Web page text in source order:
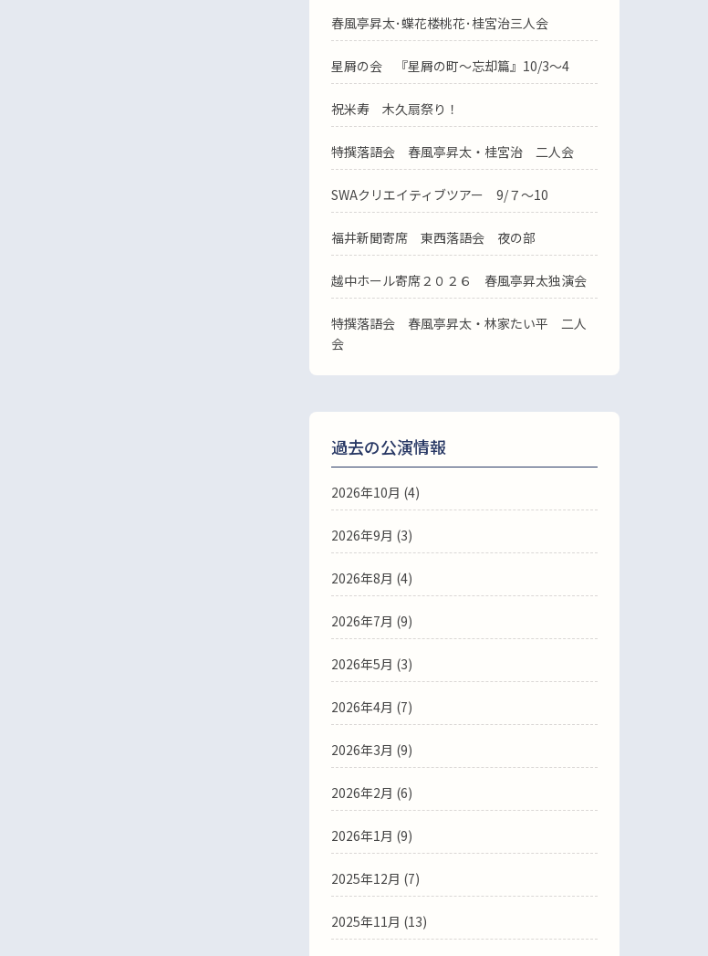
春風亭昇太･蝶花楼桃花･桂宮治三人会
星屑の会 『星屑の町～忘却篇』10/3～4
祝米寿 木久扇祭り！
特撰落語会 春風亭昇太・桂宮治 二人会
SWAクリエイティブツアー 9/７～10
福井新聞寄席 東西落語会 夜の部
越中ホール寄席２０２６ 春風亭昇太独演会
特撰落語会 春風亭昇太・林家たい平 二人
会
過去の公演情報
2026年10月 (4)
2026年9月 (3)
2026年8月 (4)
2026年7月 (9)
2026年5月 (3)
2026年4月 (7)
2026年3月 (9)
2026年2月 (6)
2026年1月 (9)
2025年12月 (7)
2025年11月 (13)